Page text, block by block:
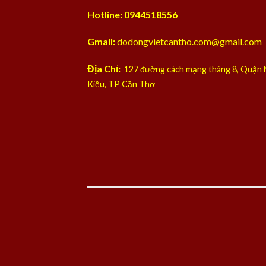
Hotline: 0944518556
Gmail:dodongvietcantho.com@gmail.com
Địa Chỉ: 127 đường cách mạng tháng 8, Quận
Kiều, TP Cần Thơ